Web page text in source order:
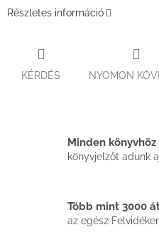
Részletes információ
KÉRDÉS NYOMON
Minden könyvhöz
könyvjelzőt adunk
Több mint 3000
az egész